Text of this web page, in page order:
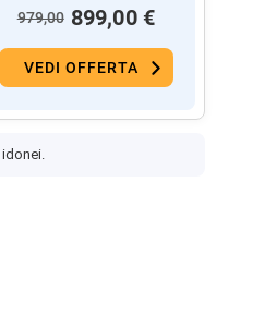
979,00 899,00 €
VEDI OFFERTA